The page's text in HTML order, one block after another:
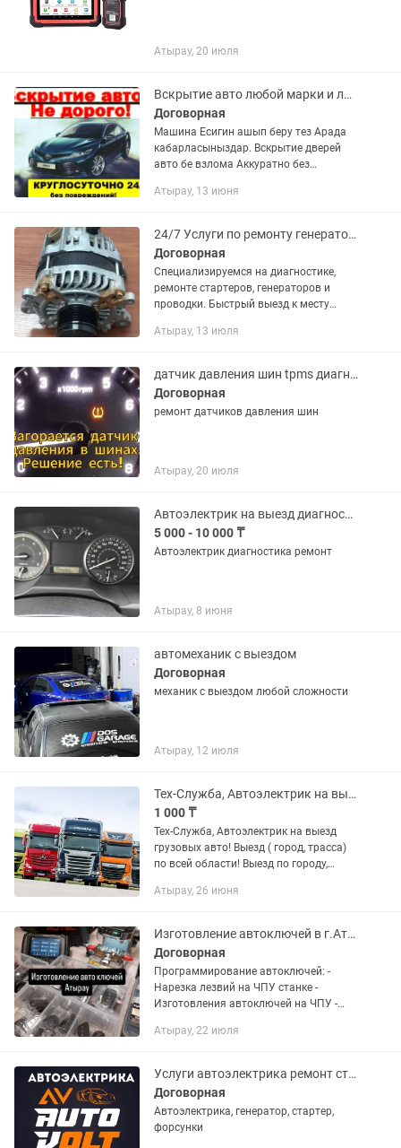
Атырау, 20 июля
Вскрытие авто любой марки и любой сложности! медвежатник
Договорная
Машина Есигин ашып беру тез Арада
кабарласыныздар. Вскрытие дверей
авто бе взлома Аккуратно без
авто и квартиры если потеряли ключи
Атырау, 13 июня
24/7 Услуги по ремонту генераторов Автоэлектрик на выезд
Договорная
Специализируемся на диагностике,
ремонте стартеров, генераторов и
проводки. Быстрый выезд к месту
Любой марки авто ОПЛАТА На
Атырау, 13 июля
датчик давления шин tpms диагностика замена клонирование прописка ремонт
Договорная
ремонт датчиков давления шин
Атырау, 20 июля
Автоэлектрик на выезд диагностика
5 000 - 10 000 ₸
Автоэлектрик диагностика ремонт
Атырау, 8 июня
автомеханик с выездом
Договорная
механик с выездом любой сложности
Атырау, 12 июля
Тех-Служба, Автоэлектрик на выезд грузовых авто! Выезд ( город, трасса) по
1 000 ₸
Тех-Служба, Автоэлектрик на выезд
грузовых авто! Выезд ( город, трасса)
по всей области! Выезд по городу,
Полная компьютерная диагностика (
Атырау, 26 июня
Изготовление автоключей в г.Атырау
Договорная
Программирoваниe автoключeй: -
Нaрeзка лeзвий на ЧПУ стaнкe -
Изготовления aвтoключей на ЧПУ -
автоключей - Программирование
полной утере -...
Атырау, 22 июля
Услуги автоэлектрика ремонт стартеров и генератора
Договорная
Автоэлектрика, генератор, стартер,
форсунки